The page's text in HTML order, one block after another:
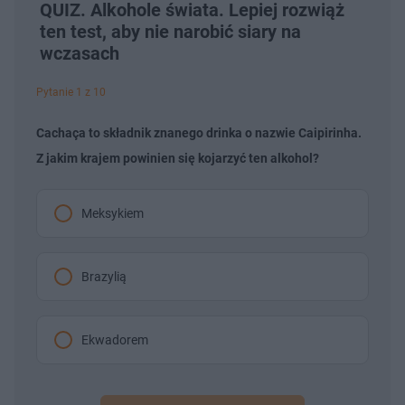
QUIZ. Alkohole świata. Lepiej rozwiąż
ten test, aby nie narobić siary na
wczasach
Pytanie 1 z 10
Cachaça to składnik znanego drinka o nazwie Caipirinha.
Z jakim krajem powinien się kojarzyć ten alkohol?
Meksykiem
Brazylią
Ekwadorem